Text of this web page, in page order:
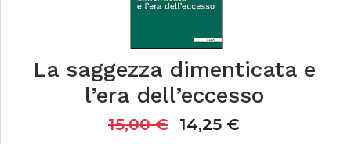
La saggezza dimenticata e
l’era dell’eccesso
15,00€ 14,25 €